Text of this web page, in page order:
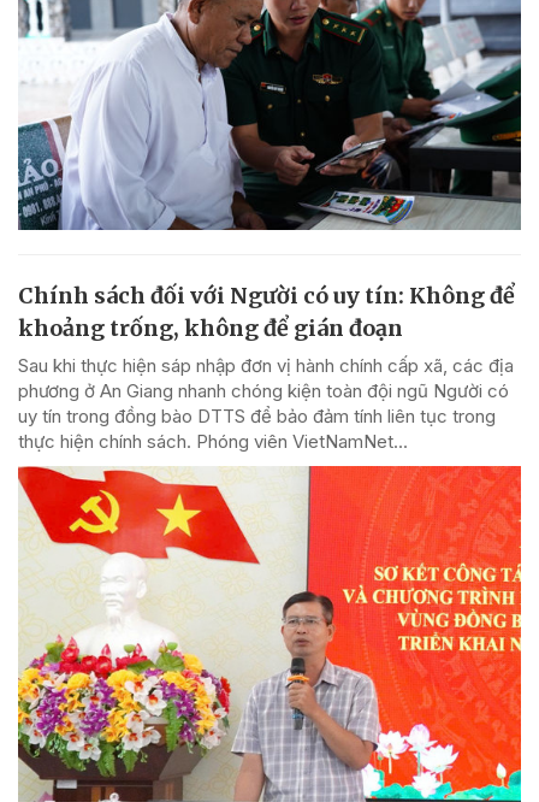
Chính sách đối với Người có uy tín: Không để
khoảng trống, không để gián đoạn
Sau khi thực hiện sáp nhập đơn vị hành chính cấp xã, các địa
phương ở An Giang nhanh chóng kiện toàn đội ngũ Người có
uy tín trong đồng bào DTTS để bảo đảm tính liên tục trong
thực hiện chính sách. Phóng viên VietNamNet...